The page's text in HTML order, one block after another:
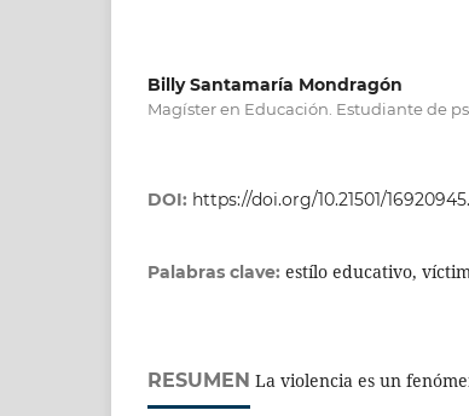
Billy Santamaría Mondragón
Magíster en Educación. Estudiante de
DOI: https://doi.org/10.21501/
Palabras clave: estílo educativo,
RESUMEN La violencia es un